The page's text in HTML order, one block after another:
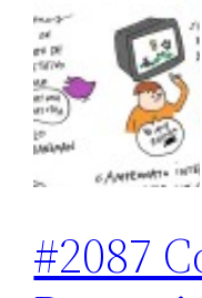
#2087